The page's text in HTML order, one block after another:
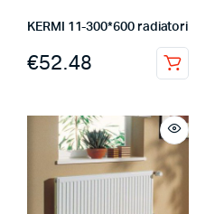
KERMI 11-300*600 radiatori
€52.48